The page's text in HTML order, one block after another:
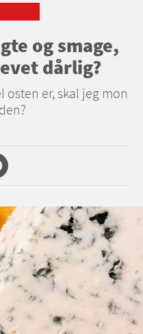
og smage,
dårlig?
osten er, skal jeg mon